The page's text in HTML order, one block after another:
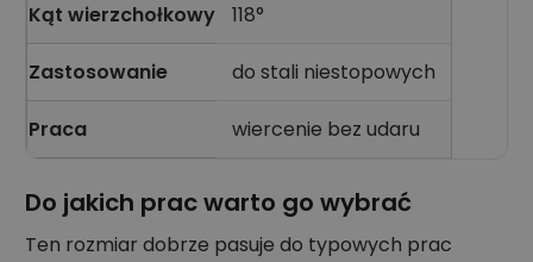
Kąt wierzchołkowy 118°
Zastosowanie do stali niestopowych
Praca wiercenie bez udaru
Do jakich prac warto go wybrać
Ten rozmiar dobrze pasuje do typowych prac